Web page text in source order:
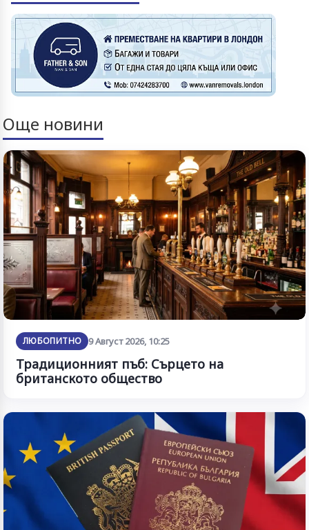
Още новини
ЛЮБОПИТНО 9 Август 2026, 10:25
Традиционният пъб: Сърцето на
британското общество